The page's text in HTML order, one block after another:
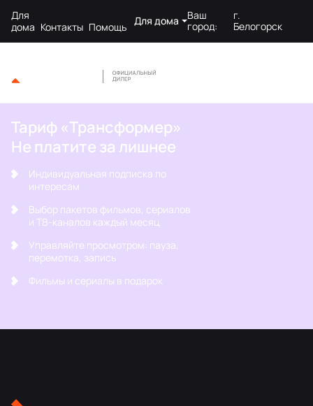
Для
дома Контакты Помощь Для дома
Ваш
город:
г.
Белогорск
Тариф «Трансформер»
Не платите за лишнее
Индивидуальная подписка по
интересам
Выбор пакетов фильмов, сериалов
и ТВ-каналов каждый месяц
Управляйте просмотром: пауза,
перемотка, запись
Фильмы и сериалы в подарок